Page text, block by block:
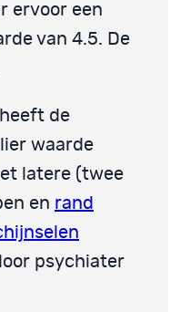
ervoor een
van 4.5. De
de
waarde
latere (twee
en rand
psychiater